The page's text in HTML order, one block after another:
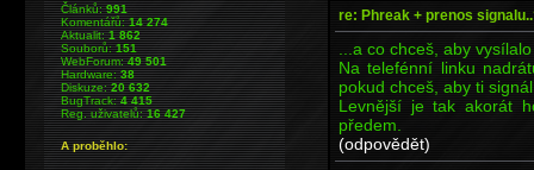
re: Phreak + prenos
...a co chceš, aby
Na telefénní linku
pokud chceš, aby ti
Levnější je tak akorát
předem.
(odpovědět)
Článků:991
Komentářů:14 274
Aktualit:1 862
Souborů:151
WebForum:49 501
Hardware:38
Diskuze:20 632
BugTrack:4 415
Reg. uživatelů:16 427
A proběhlo: